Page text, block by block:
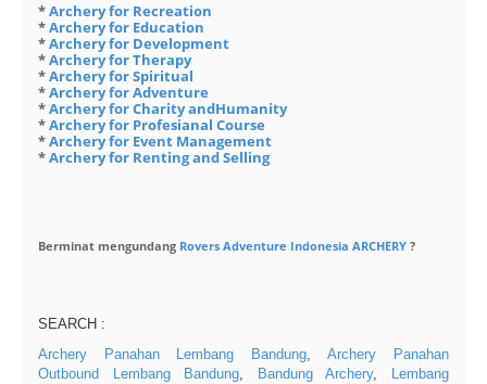
*Archery for Recreation
*Archery for Education
*Archery for Development
*Archery for Therapy
*Archery for Spiritual
*Archery for Adventure
*Archery for Charity andHumanity
*Archery for Profesianal Course
*Archery for Event Management
*Archery for Renting and Selling
Berminat mengundang Rovers Adventure Indonesia ARCHERY ?
SEARCH :
Archery Panahan Lembang Bandung,Archery Panahan
Outbound Lembang Bandung, Bandung Archery,
Lembang